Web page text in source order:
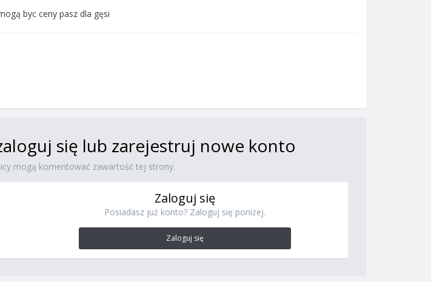
byc ceny pasz dla gęsi
się lub zarejestruj nowe konto
mogą komentować zawartość tej strony.
Zaloguj się
Posiadasz już konto? Zaloguj się poniżej.
Zaloguj się